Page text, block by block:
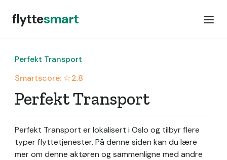
flyttesmart
Perfekt Transport
Smartscore: ☆2.8
Perfekt Transport
Perfekt Transport er lokalisert i Oslo og tilbyr flere
typer flyttetjenester. På denne siden kan du lære
mer om denne aktøren og sammenligne med andre